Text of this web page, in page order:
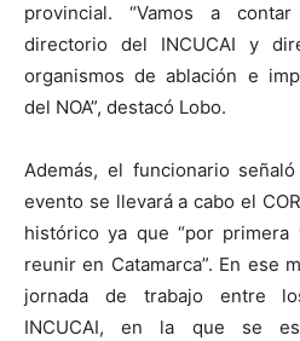
provincial. “Vamos a
directorio del INCUCAI y
organismos de ablación e
del NOA”, destacó Lobo.
Además, el funcionario
evento se llevará a cabo el
histórico ya que “por
reunir en Catamarca”. En ese
jornada de trabajo entre
INCUCAI, en la que se